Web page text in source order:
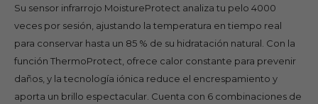
Su sensor infrarrojo MoistureProtect analiza tu pelo 4000
veces por sesión, ajustando la temperatura en tiempo real
para conservar hasta un 85 % de su hidratación natural. Con la
función ThermoProtect, ofrece calor constante para prevenir
daños, y la tecnología iónica reduce el encrespamiento y
aporta un brillo espectacular. Cuenta con 6 combinaciones de